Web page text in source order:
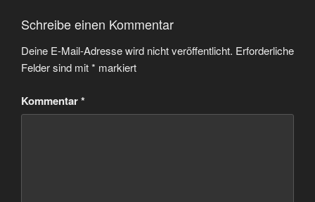
Schreibe einen Kommentar
Deine E-Mail-Adresse wird nicht veröffentlicht. Erforderliche
Felder sind mit* markiert
Kommentar*